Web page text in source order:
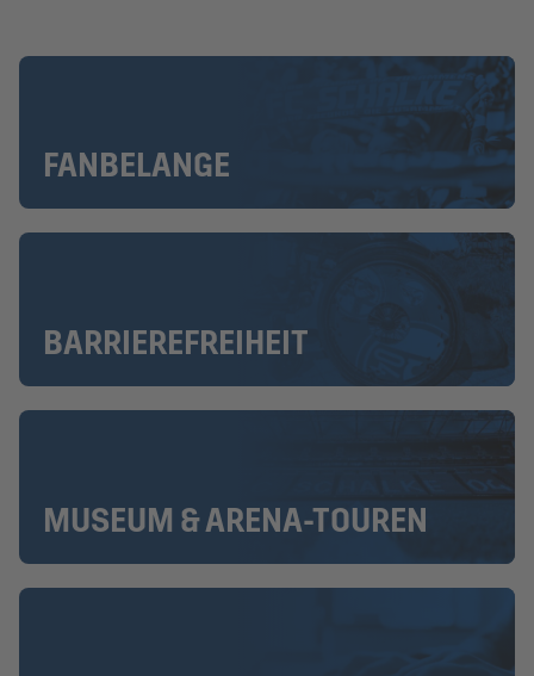
FANBELANGE
BARRIEREFREIHEIT
MUSEUM & ARENA-TOUREN